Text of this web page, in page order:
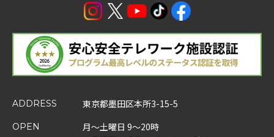
ADDRESS 東京都墨田区本所3-15-5
OPEN
月～土曜日 9～20時